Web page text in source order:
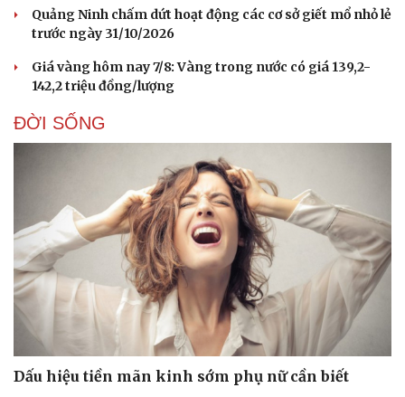
Quảng Ninh chấm dứt hoạt động các cơ sở giết mổ nhỏ lẻ
trước ngày 31/10/2026
Giá vàng hôm nay 7/8: Vàng trong nước có giá 139,2-
142,2 triệu đồng/lượng
ĐỜI SỐNG
Dấu hiệu tiền mãn kinh sớm phụ nữ cần biết